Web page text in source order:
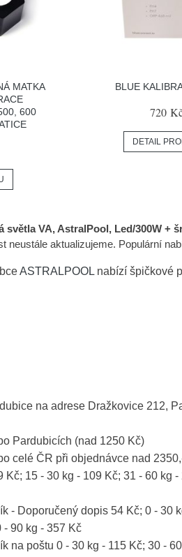
MATKA
600
BLUE
720
DETAIL
VA, AstralPool, Led/300W +
neustále aktualizujeme. Populární
ASTRALPOOLnabízí špičkové
na adrese Dražkovice 212,
Pardubicích (nad 1250 Kč)
celé ČR při objednávce nad
Kč; 15 - 30 kg - 109 Kč; 31 - 60 kg
- Doporučený dopis 54 Kč; 0 - 30
- 90 kg - 357 Kč
na poštu 0 - 30 kg - 115 Kč; 30 -